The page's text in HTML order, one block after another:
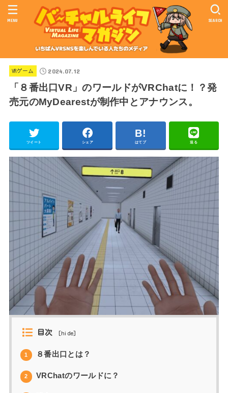
SEARCH
MENU
VRゲーム 2024.07.12
「８番出口VR」のワールドがVRChatに！？発
売元のMyDearestが制作中とアナウンス。
ツイート シェア はてブ 送る
目次 [hide]
1 ８番出口とは？
2 VRChatのワールドに？